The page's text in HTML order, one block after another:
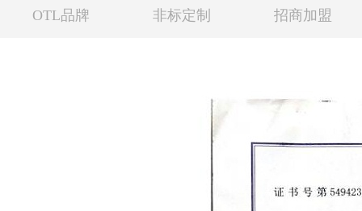
OTL品牌 非标定制 招商加盟